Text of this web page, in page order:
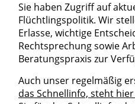
Sie haben Zugriff auf
Flüchtlingspolitik. Wir
Erlasse, wichtige
Rechtsprechung sowie
Beratungspraxis zur
Auch unser regelmäßig
das Schnellinfo, steht